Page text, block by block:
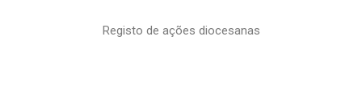
Registo de ações diocesanas